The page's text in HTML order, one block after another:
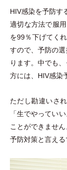
HIV感染を予防す
適切な方法で服
を99％下げてく
すので、予防の
ります。中でも
方には、HIV感染
ただし勘違いさ
「生でやっていい
ことができませ
予防対策と言える